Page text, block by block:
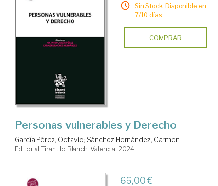
Sin Stock. Disponible en
7/10 días.
COMPRAR
Personas vulnerables y Derecho
García Pérez, Octavio; Sánchez Hernández, Carmen
Editorial Tirant lo Blanch. Valencia, 2024
66,00 €